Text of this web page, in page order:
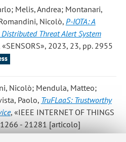
Melis, Andrea; Montanari,
Nicolò, P-IOTA: A
Threat Alert System
«SENSORS», 2023, 23, pp. 2955
Nicolò; Mendula, Matteo;
Paolo, TruFLaaS: Trustworthy
, «IEEE INTERNET OF THINGS
- 21281 [articolo]